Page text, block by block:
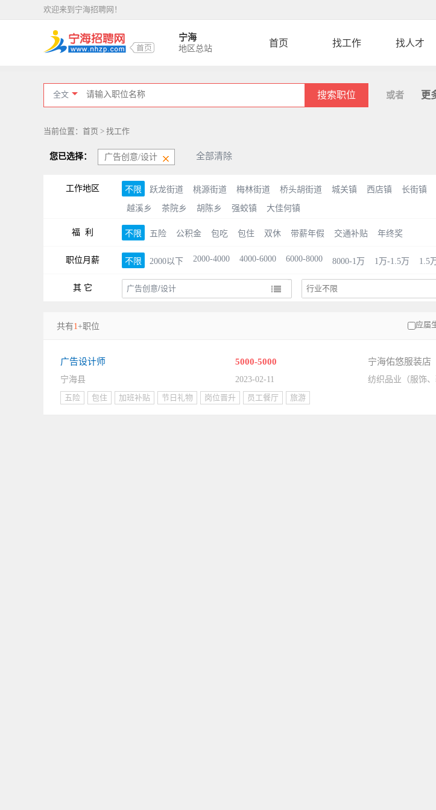
欢迎来到宁海招聘网！
宁海
地区总站
首页 找工作 找人才
全文 搜索职位 或者 更
当前位置：首页 > 找工作
您已选择： 广告创意/设计 全部清除
工作地区 不限 跃龙街道 桃源街道 梅林街道 桥头胡街道 城关镇 西店镇 长街镇
越溪乡 茶院乡 胡陈乡 强蛟镇 大佳何镇
福 利 不限 五险 公积金 包吃 包住 双休 带薪年假 交通补贴 年终奖
职位月薪 不限 2000以下 2000-4000 4000-6000 6000-8000 8000-1万 1万-1.5万 1.5
其 它
共有1+职位 应届
广告设计师 5000-5000 宁海佑悠服装店
宁海县 2023-02-11
纺织品业（服饰
五险
包住 加班补贴 节日礼物 岗位晋升 员工餐厅 旅游